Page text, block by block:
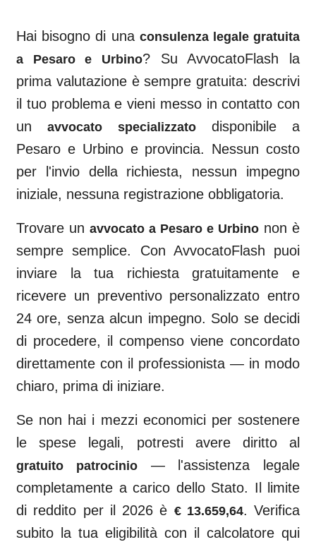
Hai bisogno di una consulenza legale gratuita
a Pesaro e Urbino? Su AvvocatoFlash la
prima valutazione è sempre gratuita: descrivi
il tuo problema e vieni messo in contatto con
unavvocato specializzato
disponibile a
Pesaro e Urbinoe provincia. Nessun costo
per l'invio della richiesta, nessun impegno
iniziale, nessuna registrazione obbligatoria.
Trovare un avvocato a Pesaro e Urbino non è
sempre semplice. Con AvvocatoFlash puoi
inviare la tua richiesta gratuitamente e
ricevere un preventivo personalizzato entro
24 ore, senza alcun impegno. Solo se decidi
di procedere, il compenso viene concordato
direttamente con il professionista — in modo
chiaro, prima di iniziare.
Se non hai i mezzi economici per sostenere
le spese legali, potresti avere diritto al
gratuito patrocinio— l'assistenza legale
completamente a carico dello Stato. Il limite
di reddito per il 2026 è € 13.659,64. Verifica
subito la tua eligibilità con il calcolatore qui